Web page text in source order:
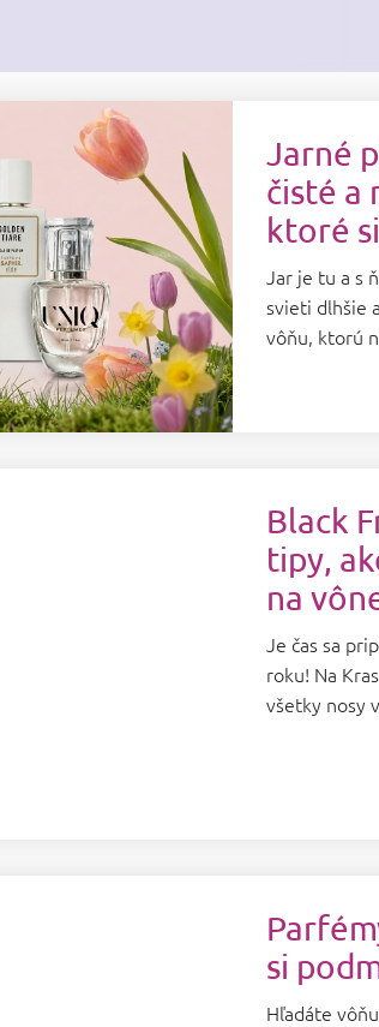
Jarné
čisté a
ktoré
Jar je tu a s
svieti dlhšie
vôňu, ktorú
Black
tipy,
na
Je čas sa
roku! Na
všetky nosy
si
Hľadáte